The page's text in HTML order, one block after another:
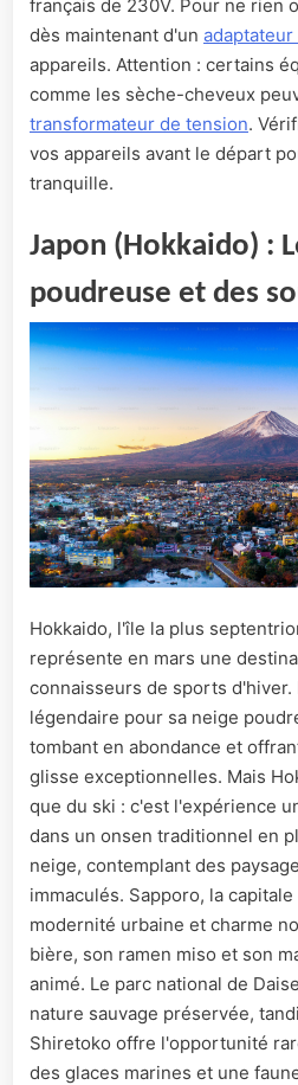
français de 230V. Pour ne rien
dès maintenant d'un
appareils. Attention : certains
comme les sèche-cheveux
transformateur de tension.
vos appareils avant le départ
tranquille.
Japon (Hokkaido) :
poudreuse et des
Hokkaido, l'île la plus
représente en mars une
connaisseurs de sports
légendaire pour sa neige
tombant en abondance et
glisse exceptionnelles. Mais
que du ski : c'est l'expérience
dans un onsen traditionnel en
neige, contemplant des
immaculés. Sapporo, la
modernité urbaine et charme
bière, son ramen miso et son
animé. Le parc national de
nature sauvage préservée,
Shiretoko offre l'opportunité
des glaces marines et une